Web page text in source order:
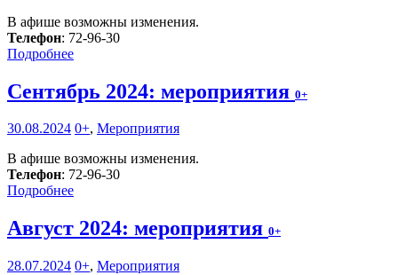
В афише возможны изменения.
Телефон: 72-96-30
Подробнее
Сентябрь 2024: мероприятия 0+
30.08.2024 0+, Мероприятия
В афише возможны изменения.
Телефон: 72-96-30
Подробнее
Август 2024: мероприятия 0+
28.07.2024 0+, Мероприятия